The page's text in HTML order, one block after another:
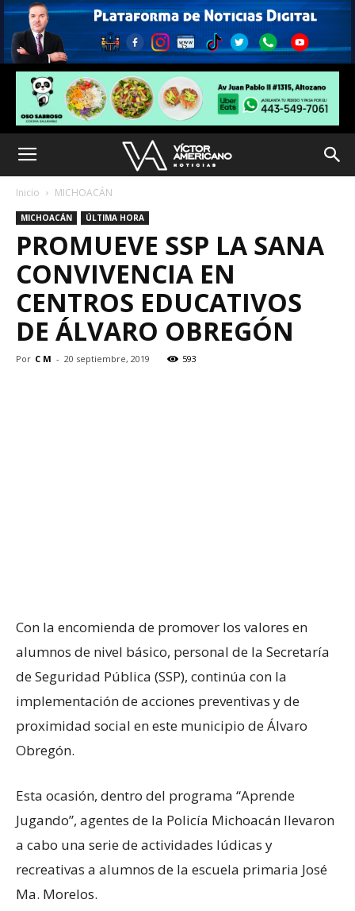
Inicio MICHOACÁN
MICHOACÁN ÚLTIMA HORA
PROMUEVE SSP LA SANA
CONVIVENCIA EN
CENTROS EDUCATIVOS
DE ÁLVARO OBREGÓN
Por C M - 20 septiembre, 2019 593
Con la encomienda de promover los valores en
alumnos de nivel básico, personal de la Secretaría
de Seguridad Pública (SSP), continúa con la
implementación de acciones preventivas y de
proximidad social en este municipio de Álvaro
Obregón.
Esta ocasión, dentro del programa “Aprende
Jugando”, agentes de la Policía Michoacán llevaron
a cabo una serie de actividades lúdicas y
recreativas a alumnos de la escuela primaria José
Ma. Morelos.